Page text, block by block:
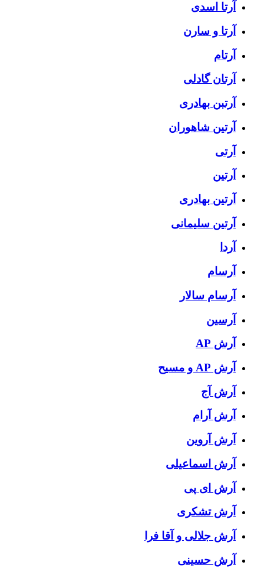
آرتا اسدی
آرتا و سارن
آرتام
آرتان گادلی
آرتبن بهادری
آرتين شاهوران
آرتی
آرتین
آرتین بهادری
آرتین سلیمانی
آردا
آرسام
آرسام سالار
آرسین
آرش AP
آرش AP و مسیح
آرش آج
آرش آرام
آرش آروین
آرش اسماعیلی
آرش ای پی
آرش تشکری
آرش جلالی و آقا فرا
آرش حسینی